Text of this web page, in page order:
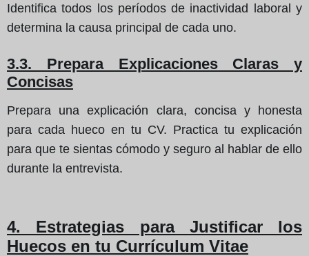
Identifica todos los períodos de inactividad laboral y
determina la causa principal de cada uno.
3.3. Prepara Explicaciones Claras y
Concisas
Prepara una explicación clara, concisa y honesta
para cada hueco en tu CV. Practica tu explicación
para que te sientas cómodo y seguro al hablar de ello
durante la entrevista.
4. Estrategias para Justificar los
Huecos en tu Currículum Vitae